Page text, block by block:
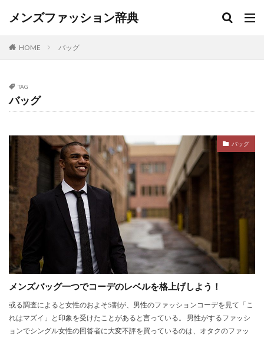
メンズファッション辞典
HOME バッグ
TAG
バッグ
バッグ
メンズバッグ一つでコーデのレベルを格上げしよう！
或る調査によると女性のおよそ5割が、男性のファッションコーデを見て「こ
れはマズイ」と印象を受けたことがあると言っている。 男性がするファッシ
ョンでシングル女性の回答者に大変不評を買っているのは、オタクのファッ